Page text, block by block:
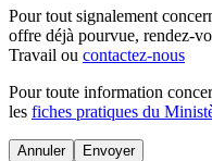
Pour tout signalement
offre déjà pourvue, rendez-
Travail ou contactez-nous
Pour toute information
les fiches pratiques du
Annuler